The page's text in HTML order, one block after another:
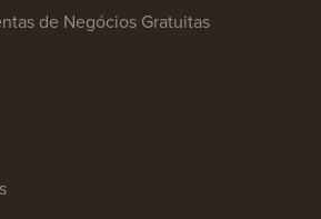
de Negócios Gratuitas